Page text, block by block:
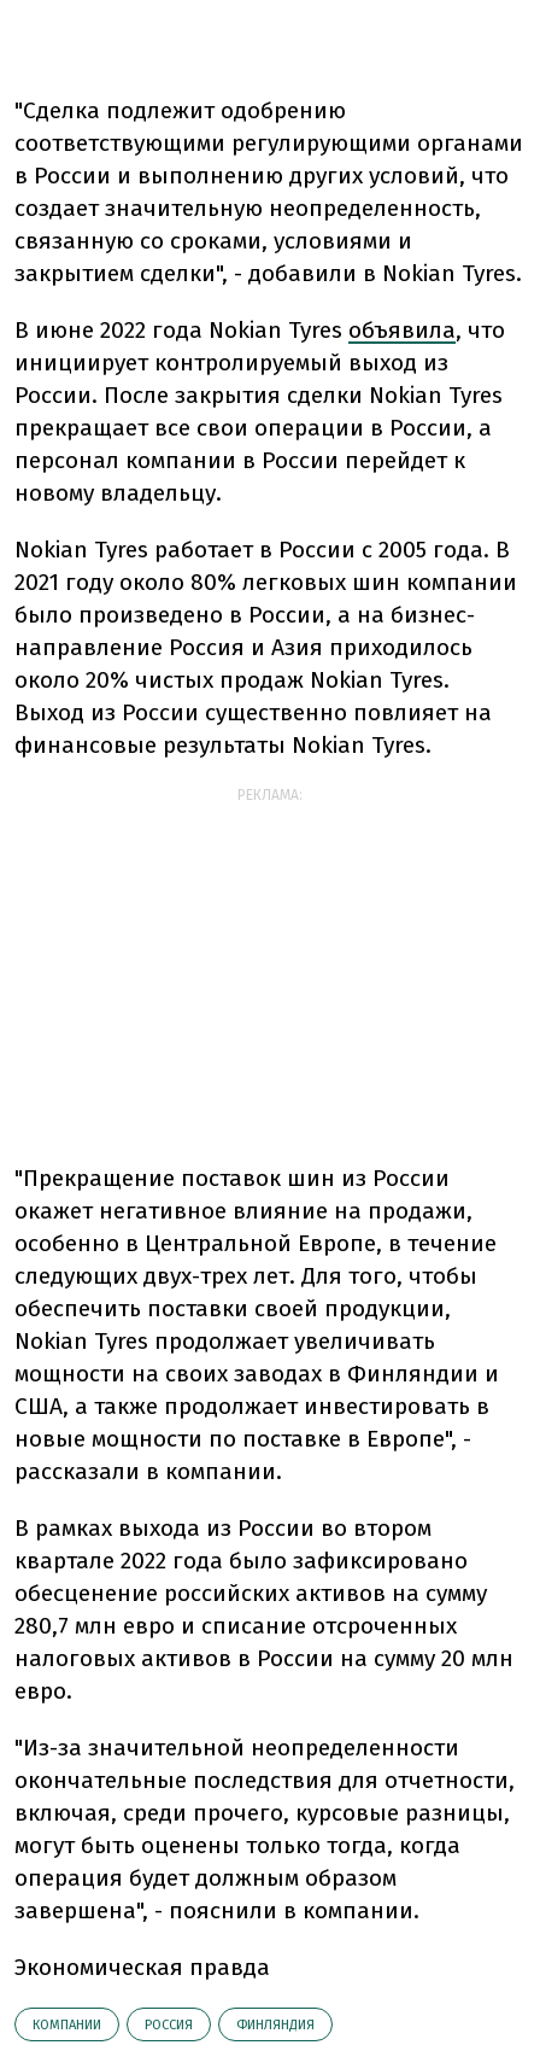
"Сделка подлежит одобрению
соответствующими регулирующими органами
в России и выполнению других условий, что
создает значительную неопределенность,
связанную со сроками, условиями и
закрытием сделки", - добавили в Nokian Tyres.
В июне 2022 года Nokian Tyres объявила, что
инициирует контролируемый выход из
России. После закрытия сделки Nokian Tyres
прекращает все свои операции в России, а
персонал компании в России перейдет к
новому владельцу.
Nokian Tyres работает в России с 2005 года. В
2021 году около 80% легковых шин компании
было произведено в России, а на бизнес-
направление Россия и Азия приходилось
около 20% чистых продаж Nokian Tyres.
Выход из России существенно повлияет на
финансовые результаты Nokian Tyres.
РЕКЛАМА:
"Прекращение поставок шин из России
окажет негативное влияние на продажи,
особенно в Центральной Европе, в течение
следующих двух-трех лет. Для того, чтобы
обеспечить поставки своей продукции,
Nokian Tyres продолжает увеличивать
мощности на своих заводах в Финляндии и
США, а также продолжает инвестировать в
новые мощности по поставке в Европе", -
рассказали в компании.
В рамках выхода из России во втором
квартале 2022 года было зафиксировано
обесценение российских активов на сумму
280,7 млн евро и списание отсроченных
налоговых активов в России на сумму 20 млн
евро.
"Из-за значительной неопределенности
окончательные последствия для отчетности,
включая, среди прочего, курсовые разницы,
могут быть оценены только тогда, когда
операция будет должным образом
завершена", - пояснили в компании.
Экономическая правда
КОМПАНИИ РОССИЯ ФИНЛЯНДИЯ